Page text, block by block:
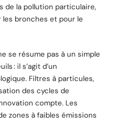
de la pollution particulaire,
bronches et pour le
se résume pas à un simple
: il s’agit d’un
Filtres à particules,
des cycles de
compte. Les
zones à faibles émissions